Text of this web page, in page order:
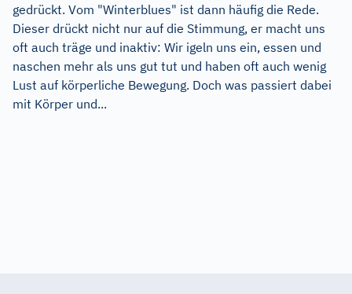
gedrückt. Vom "Winterblues" ist dann häufig die Rede.
Dieser drückt nicht nur auf die Stimmung, er macht uns
oft auch träge und inaktiv: Wir igeln uns ein, essen und
naschen mehr als uns gut tut und haben oft auch wenig
Lust auf körperliche Bewegung. Doch was passiert dabei
mit Körper und...